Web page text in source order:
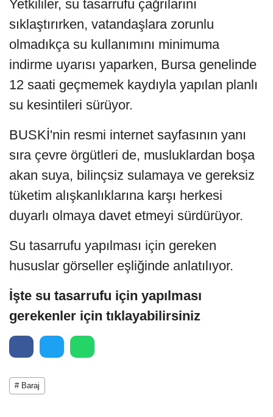
Yetkililer, su tasarrufu çağrılarını
sıklaştırırken, vatandaşlara zorunlu
olmadıkça su kullanımını minimuma
indirme uyarısı yaparken, Bursa genelinde
12 saati geçmemek kaydıyla yapılan planlı
su kesintileri sürüyor.
BUSKİ'nin resmi internet sayfasının yanı
sıra çevre örgütleri de, musluklardan boşa
akan suya, bilinçsiz sulamaya ve gereksiz
tüketim alışkanlıklarına karşı herkesi
duyarlı olmaya davet etmeyi sürdürüyor.
Su tasarrufu yapılması için gereken
hususlar görseller eşliğinde anlatılıyor.
İşte su tasarrufu için yapılması
gerekenler için tıklayabilirsiniz
# Baraj